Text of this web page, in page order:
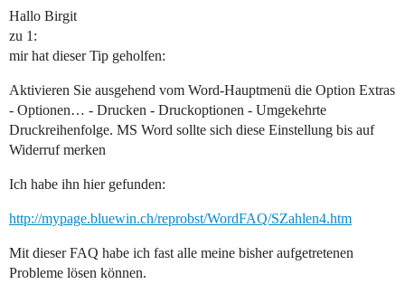
Hallo Birgit
zu 1:
mir hat dieser Tip geholfen:
Aktivieren Sie ausgehend vom Word-Hauptmenü die Option Extras
- Optionen… - Drucken - Druckoptionen - Umgekehrte
Druckreihenfolge. MS Word sollte sich diese Einstellung bis auf
Widerruf merken
Ich habe ihn hier gefunden:
http://mypage.bluewin.ch/reprobst/WordFAQ/SZahlen4.htm
Mit dieser FAQ habe ich fast alle meine bisher aufgetretenen
Probleme lösen können.